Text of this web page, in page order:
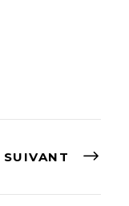
SUIVANT